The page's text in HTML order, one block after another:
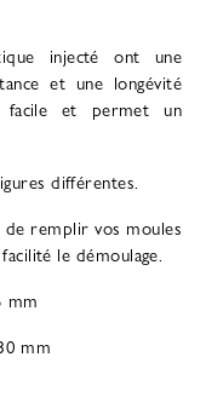
injecté ont une
et une longévité
facile et permet un
différentes.
de remplir vos moules
le démoulage.
mm
mm